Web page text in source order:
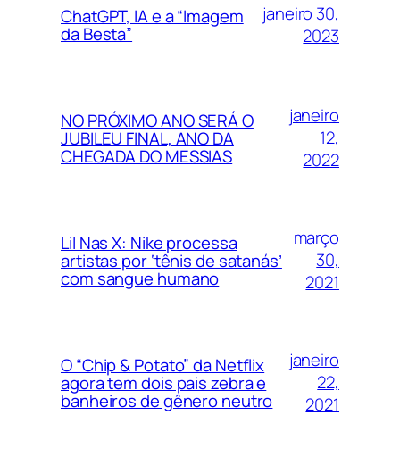
ChatGPT, IA e a “Imagem
da Besta”
janeiro 30,
2023
NO PRÓXIMO ANO SERÁ O
JUBILEU FINAL, ANO DA
CHEGADA DO MESSIAS
janeiro
12,
2022
Lil Nas X: Nike processa
artistas por ‘tênis de satanás’
com sangue humano
março
30,
2021
O “Chip & Potato” da Netflix
agora tem dois pais zebra e
banheiros de gênero neutro
janeiro
22,
2021